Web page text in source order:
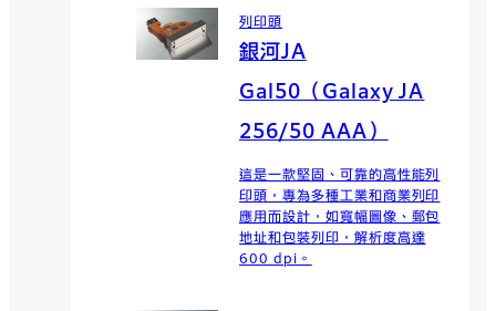
列印頭
銀河JA
Gal50（Galaxy JA
256/50 AAA）
這是一款堅固、可靠的高性能列
印頭，專為多種工業和商業列印
應用而設計，如寬幅圖像、郵包
地址和包裝列印，解析度高達
600 dpi。